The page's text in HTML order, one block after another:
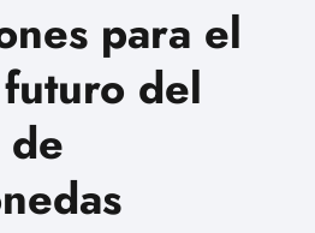
para el
del
de